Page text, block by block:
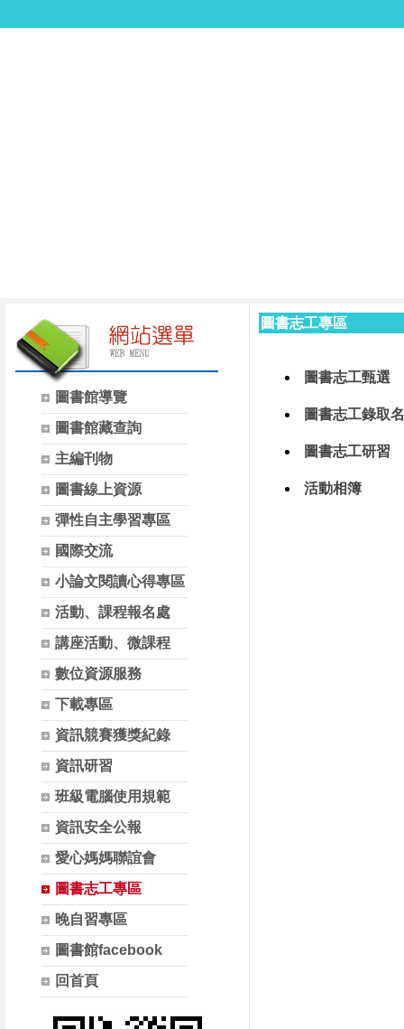
圖書館導覽
圖書館藏查詢
主編刊物
圖書線上資源
彈性自主學習專區
國際交流
小論文閱讀心得專區
活動、課程報名處
講座活動、微課程
數位資源服務
下載專區
資訊競賽獲獎紀錄
資訊研習
班級電腦使用規範
資訊安全公報
愛心媽媽聯誼會
圖書志工專區
晚自習專區
圖書館facebook
回首頁
圖書志工專區
圖書志工甄選
圖書志工錄取
圖書志工研習
活動相簿